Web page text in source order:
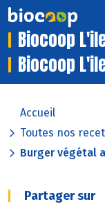
Biocoop
Biocoop
Accueil
Toutes nos
Burger végétal
Partager sur